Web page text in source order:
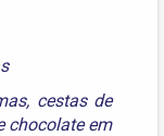
, cestas de
chocolate em